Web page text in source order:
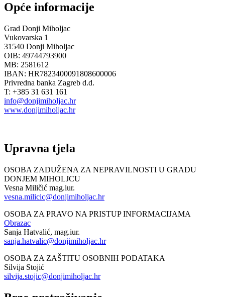
Opće informacije
Grad Donji Miholjac
Vukovarska 1
31540 Donji Miholjac
OIB: 49744793900
MB: 2581612
IBAN: HR7823400091808600006
Privredna banka Zagreb d.d.
T: +385 31 631 161
info@donjimiholjac.hr
www.donjimiholjac.hr
Upravna tjela
OSOBA ZADUŽENA ZA NEPRAVILNOSTI U GRADU
DONJEM MIHOLJCU
Vesna Miličić mag.iur.
vesna.milicic@donjimiholjac.hr
OSOBA ZA PRAVO NA PRISTUP INFORMACIJAMA
Obrazac
Sanja Hatvalić, mag.iur.
sanja.hatvalic@donjimiholjac.hr
OSOBA ZA ZAŠTITU OSOBNIH PODATAKA
Silvija Stojić
silvija.stojic@donjimiholjac.hr